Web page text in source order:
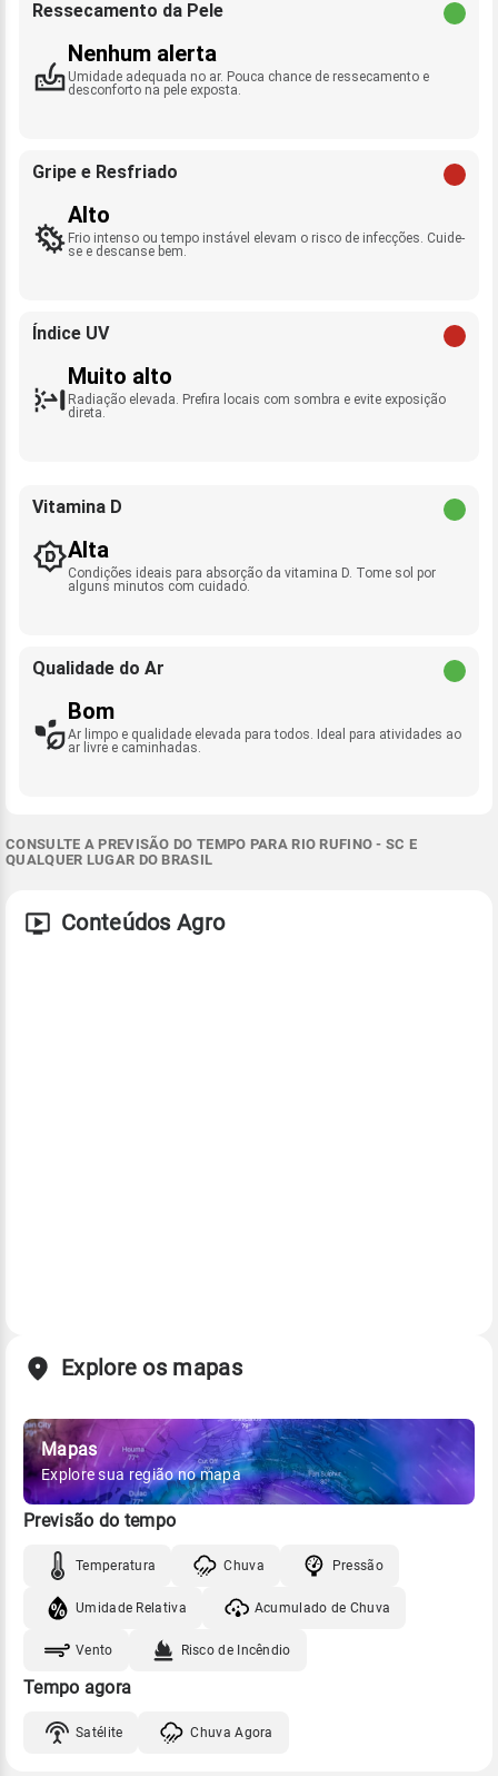
Ressecamento da Pele
Nenhum alerta
Umidade adequada no ar. Pouca chance de ressecamento e
desconforto na pele exposta.
Gripe e Resfriado
Alto
Frio intenso ou tempo instável elevam o risco de infecções. Cuide-
se e descanse bem.
Índice UV
Muito alto
Radiação elevada. Prefira locais com sombra e evite exposição
direta.
Vitamina D
Alta
Condições ideais para absorção da vitamina D. Tome sol por
alguns minutos com cuidado.
Qualidade do Ar
Bom
Ar limpo e qualidade elevada para todos. Ideal para atividades ao
ar livre e caminhadas.
CONSULTE A PREVISÃO DO TEMPO PARA RIO RUFINO - SC E
QUALQUER LUGAR DO BRASIL
Conteúdos Agro
Explore os mapas
Mapas
Explore sua região no mapa
Previsão do tempo
Temperatura Chuva Pressão
Umidade Relativa Acumulado de Chuva
Vento Risco de Incêndio
Tempo agora
Satélite Chuva Agora